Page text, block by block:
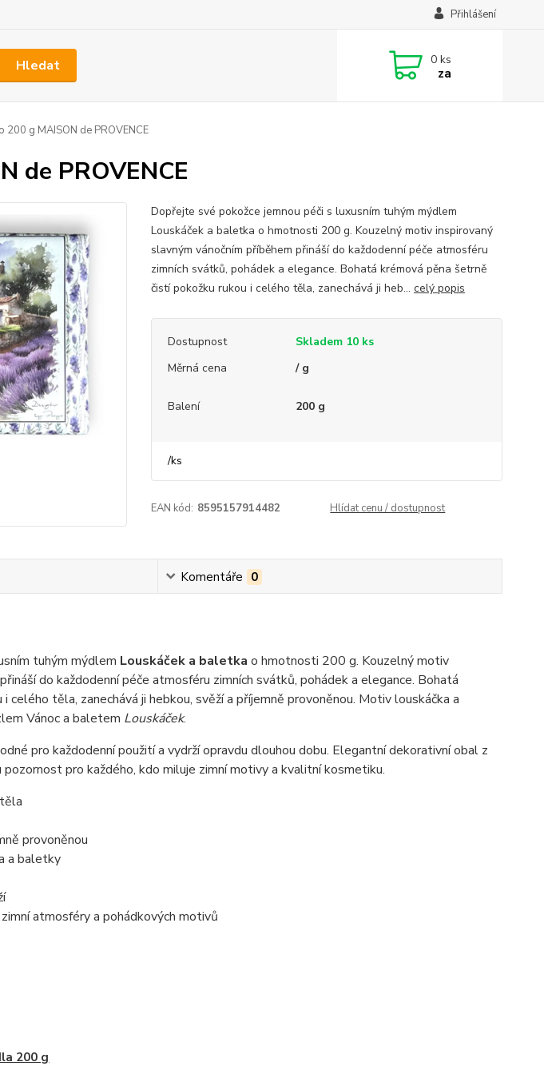
Přihlášení
Hledat 0 ks
za
200 g MAISON de PROVENCE
de PROVENCE
Dopřejte své pokožce jemnou péči s luxusním tuhým mýdlem
Louskáček a baletka o hmotnosti 200 g. Kouzelný motiv inspirovaný
slavným vánočním příběhem přináší do každodenní péče atmosféru
zimních svátků, pohádek a elegance. Bohatá krémová pěna šetrně
čistí pokožku rukou i celého těla, zanechává ji heb... celý popis
Dostupnost
Skladem 10 ks
Měrná cena
/ g
Balení 200 g
/ks
EAN kód: 8595157914482 Hlídat cenu / dostupnost
Komentáře 0
tuhým mýdlem Louskáček a baletka o hmotnosti 200 g. Kouzelný motiv
do každodenní péče atmosféru zimních svátků, pohádek a elegance. Bohatá
celého těla, zanechává ji hebkou, svěží a příjemně provoněnou. Motiv louskáčka a
Vánoc a baletem Louskáček.
pro každodenní použití a vydrží opravdu dlouhou dobu. Elegantní dekorativní obal z
pro každého, kdo miluje zimní motivy a kvalitní kosmetiku.
provoněnou
a baletky
atmosféry a pohádkových motivů
200 g